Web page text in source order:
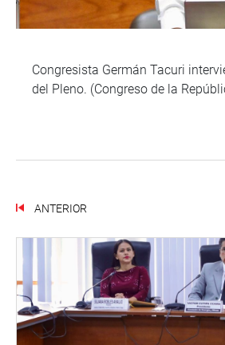
Congresista Germán Tacuri
del Pleno. (Congreso de la
ANTERIOR